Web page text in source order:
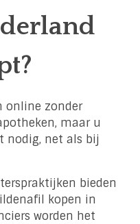
online zonder
maar u
nodig, net als bij
bieden
kopen in
worden het